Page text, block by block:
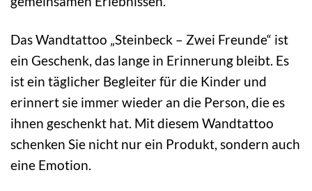
Das Wandtattoo „Steinbeck – Zwei Freunde“ ist
ein Geschenk, das lange in Erinnerung bleibt. Es
ist ein täglicher Begleiter für die Kinder und
erinnert sie immer wieder an die Person, die es
ihnen geschenkt hat. Mit diesem Wandtattoo
schenken Sie nicht nur ein Produkt, sondern auch
eine Emotion.